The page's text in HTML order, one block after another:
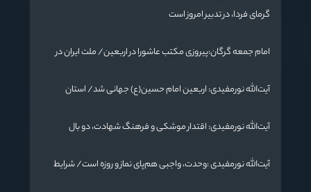
گرمای فردا، در تدبیر امروز است
امام جمعه گرگان:پیروزی مکتب عاشورا در اربعین/ ملت ایران در
آیت‌الله نورمفیدی: اربعین امام حسین(ع) جهانی شد/ استان
دارد
آیت‌الله نورمفیدی: اقتدار موشکی و فرهنگ شهادت، دو بال
آیت‌الله نورمفیدی :وحدت، واجبی هم‌پای نماز و روزه است/ شرایط